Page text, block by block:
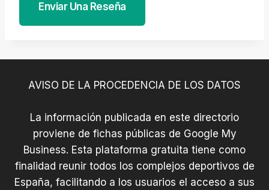
Enviar Una Reseña
AVISO DE LA PROCEDENCIA DE LOS DATOS
La información publicada en este directorio
proviene de fichas públicas de Google My
Business. Esta plataforma gratuita tiene como
finalidad reunir todos los complejos deportivos de
España, facilitando a los usuarios el acceso a sus